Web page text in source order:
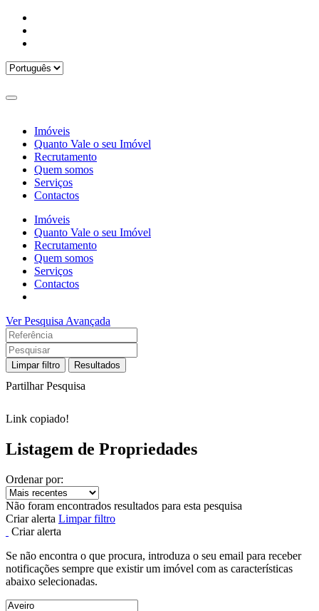
Imóveis
Quanto Vale o seu Imóvel
Recrutamento
Quem somos
Serviços
Contactos
Imóveis
Quanto Vale o seu Imóvel
Recrutamento
Quem somos
Serviços
Contactos
Ver Pesquisa Avançada
Limpar filtro Resultados
Partilhar Pesquisa
Link copiado!
Listagem de Propriedades
Ordenar por:
Não foram encontrados resultados para esta pesquisa
Criar alerta Limpar filtro
Criar alerta
Se não encontra o que procura, introduza o seu email para receber
notificações sempre que existir um imóvel com as características
abaixo selecionadas.